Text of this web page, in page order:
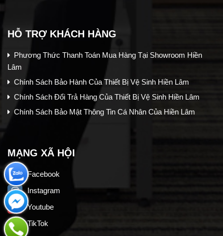
HỖ TRỢ KHÁCH HÀNG
Phương Thức Thanh Toán Mua Hàng Tại Showroom Hiền
Lâm
Chính Sách Bảo Hành Của Thiết Bị Vệ Sinh Hiền Lâm
Chính Sách Đổi Trả Hàng Của Thiết Bị Vệ Sinh Hiền Lâm
Chính Sách Bảo Mật Thông Tin Cá Nhân Của Hiền Lâm
MẠNG XÃ HỘI
Facebook
Instagram
Youtube
TikTok